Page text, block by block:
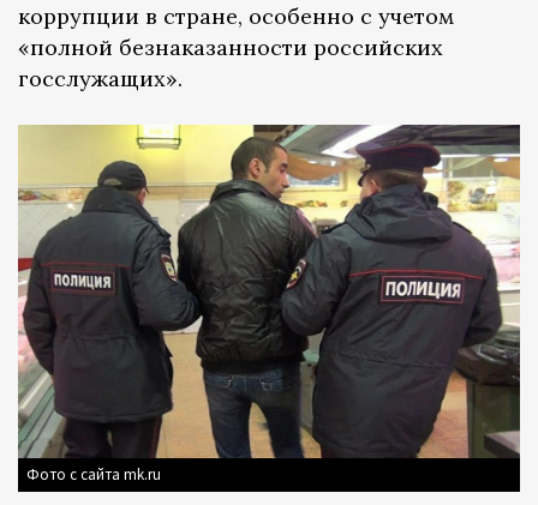
коррупции в стране, особенно с учетом
«полной безнаказанности российских
госслужащих».
Фото с сайта mk.ru